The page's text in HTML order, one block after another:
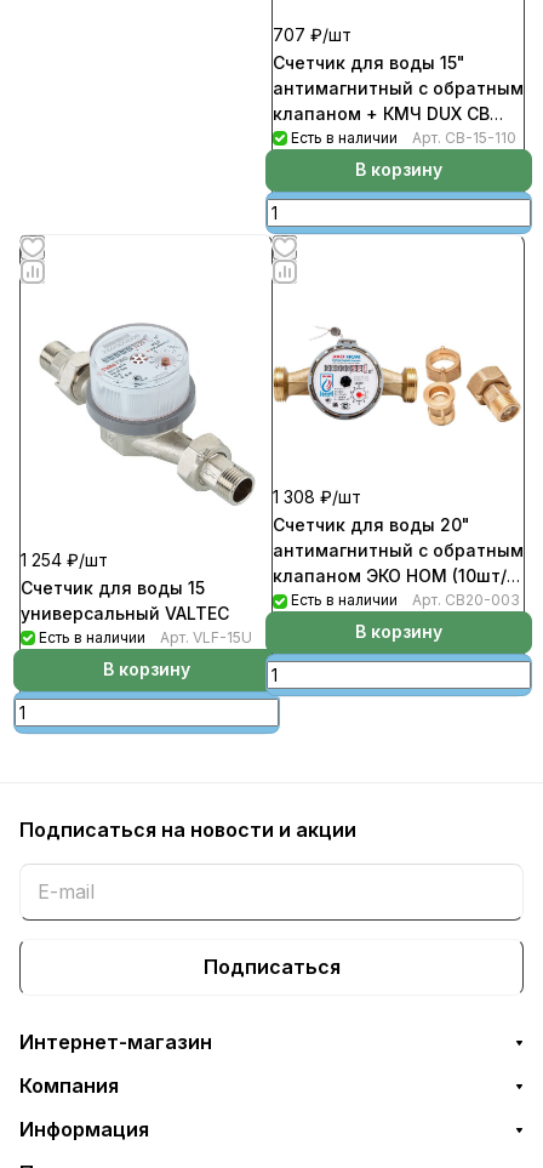
707 ₽/шт
Счетчик для воды 15"
антимагнитный с обратным
клапаном + КМЧ DUX CB
(10шт/уп)
Есть в наличии Арт. CB-15-110
В корзину
1 254 ₽/шт
Счетчик для воды 15
универсальный VALTEC
Есть в наличии Арт. VLF-15U
В корзину
1 308 ₽/шт
Счетчик для воды 20"
антимагнитный с обратным
клапаном ЭКО НОМ (10шт/
уп)Есть в наличии Арт. СВ20-003
В корзину
Подписаться на новости и акции
Подписаться
Интернет-магазин
Компания
Информация